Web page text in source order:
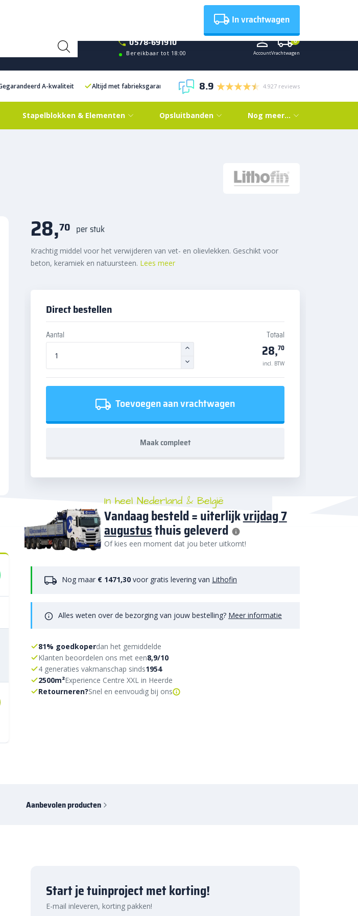
0578-691910
Bereikbaar tot 18:00 AccountVrachtwagen
0
A-kwaliteit Altijd met fabrieksgarantie 8.9 4.927 reviews
Stapelblokken & Elementen Opsluitbanden Nog meer…
28,70 per stuk
Krachtig middel voor het verwijderen van vet- en olievlekken. Geschikt voor
beton, keramiek en natuursteen. Lees meer
Direct bestellen
Aantal Totaal
28,70
incl. BTW
Toevoegen aan vrachtwagen
Maak compleet
In heel Nederland & België
Vandaag besteld = uiterlijkvrijdag 7
augustusthuis geleverd
Of kies een moment dat jou beter uitkomt!
Nog maar € 1471,30 voor gratis levering van Lithofin
Alles weten over de bezorging van jouw bestelling? Meer informatie
81% goedkoperdan het gemiddelde
Klanten beoordelen ons met een8,9/10
4 generaties vakmanschap sinds1954
2500m²Experience Centre XXL in Heerde
Retourneren?Snel en eenvoudig bij ons
Aanbevolen producten
Start je tuinproject met korting!
E-mail inleveren, korting pakken!
In vrachtwagen